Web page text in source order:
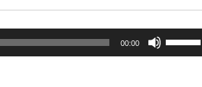
00:00